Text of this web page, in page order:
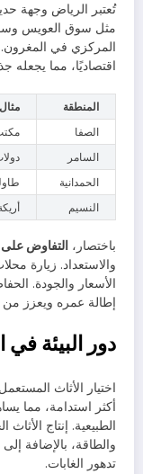
تُعتبر الرياض وجهة
مثل سوق العويس
المركزي في المغرون.
اقتصاديًا، مما يجعله
المنطقة
الصفا
السامر
الحمدانية
النسيم
باختصار، التفاوض
والاستعداد. زيارة
الأسعار والجودة.
إطالة عمره ويعزز
دور البيئة في
اختيار الأثاث
أكثر استدامة، مما
الطبيعية. إنتاج
والطاقة، بالإضافة
تدهور الغابات.